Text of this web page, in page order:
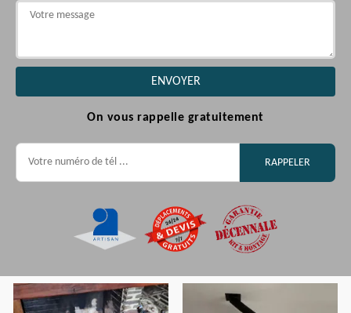
On vous rappelle gratuitement